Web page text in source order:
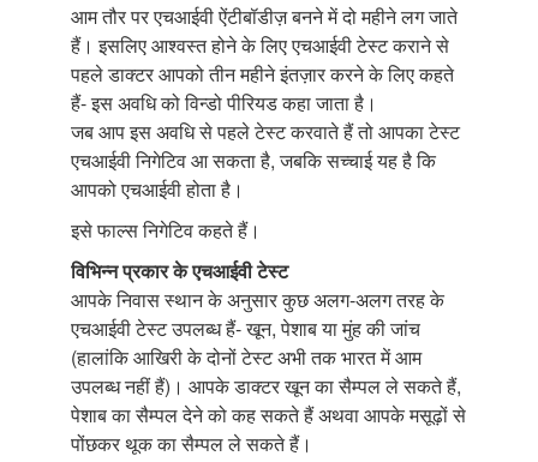
आम तौर पर एचआईवी ऐंटीबॉडीज़ बनने में दो महीने लग जाते
हैं। इसलिए आश्वस्त होने के लिए एचआईवी टेस्ट कराने से
पहले डाक्टर आपको तीन महीने इंतज़ार करने के लिए कहते
हैं- इस अवधि को विन्डो पीरियड कहा जाता है।
जब आप इस अवधि से पहले टेस्ट करवाते हैं तो आपका टेस्ट
एचआईवी निगेटिव आ सकता है, जबकि सच्चाई यह है कि
आपको एचआईवी होता है।
इसे फाल्स निगेटिव कहते हैं।
विभिन्न प्रकार के एचआईवी टेस्ट
आपके निवास स्थान के अनुसार कुछ अलग-अलग तरह के
एचआईवी टेस्ट उपलब्ध हैं- खून, पेशाब या मुंह की जांच
(हालांकि आखिरी के दोनों टेस्ट अभी तक भारत में आम
उपलब्ध नहीं हैं)। आपके डाक्टर खून का सैम्पल ले सकते हैं,
पेशाब का सैम्पल देने को कह सकते हैं अथवा आपके मसूढ़ों से
पोंछकर थूक का सैम्पल ले सकते हैं।